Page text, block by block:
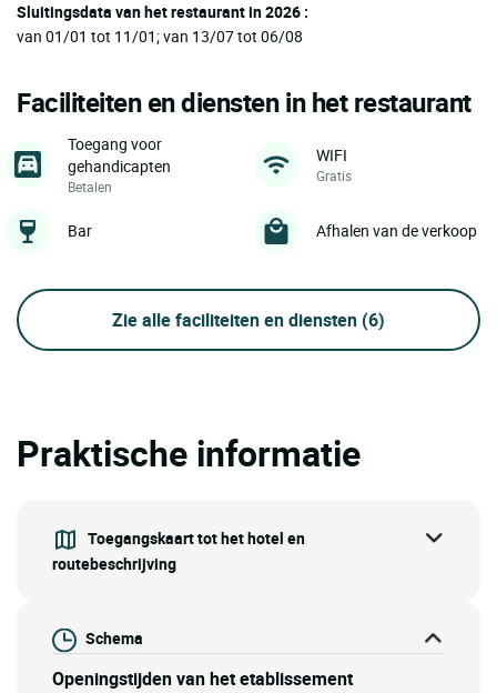
Sluitingsdata van het restaurant in 2026 :
van 01/01 tot 11/01; van 13/07 tot 06/08
Faciliteiten en diensten in het restaurant
Toegang voor
gehandicapten
Betalen
WIFI
Gratis
Bar Afhalen van de verkoop
Zie alle faciliteiten en diensten (6)
Praktische informatie
Toegangskaart tot het hotel en
routebeschrijving
Schema
Openingstijden van het etablissement